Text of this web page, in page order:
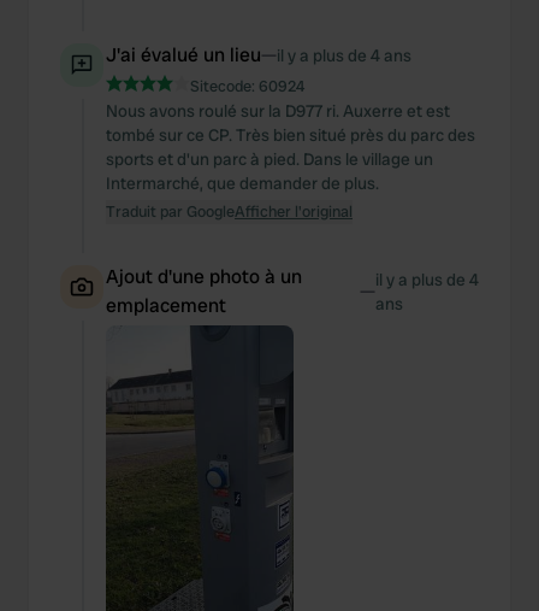
J'ai évalué un lieu—il y a plus de 4 ans
Sitecode: 60924
Nous avons roulé sur la D977 ri. Auxerre et est
tombé sur ce CP. Très bien situé près du parc des
sports et d'un parc à pied. Dans le village un
Intermarché, que demander de plus.
Traduit par GoogleAfficher l'original
Ajout d'une photo à un
emplacement
—il y a plus de 4
ans